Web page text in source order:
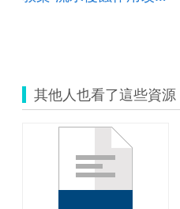
其他人也看了這些資源